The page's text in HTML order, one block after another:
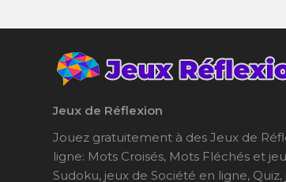
Jeux de Réflexion
Jouez gratuitement à des Jeux de
ligne: Mots Croisés, Mots Fléchés et
Sudoku, jeux de Société en ligne, Quiz,